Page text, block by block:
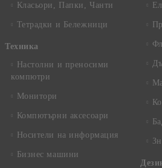
Класьори, Папки, Чанти
Тетрадки и Бележници
Техника
Настолни и преносими
компютри
Монитори
Компютърни аксесоари
Носители на информация
Бизнес машини